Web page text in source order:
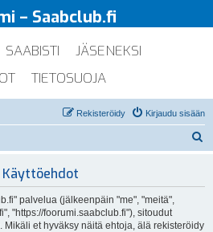
– Saabclub.fi
SAABISTI
JÄSENEKSI
TIETOSUOJA
Kirjaudu sisään
Rekisteröidy
Käyttöehdot
palvelua (jälkeenpäin "me", "meitä",
"https://foorumi.saabclub.fi"), sitoudut
et hyväksy näitä ehtoja, älä rekisteröidy